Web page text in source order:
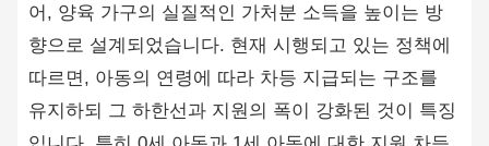
어, 양육 가구의 실질적인 가처분 소득을 높이는 방
향으로 설계되었습니다. 현재 시행되고 있는 정책에
따르면, 아동의 연령에 따라 차등 지급되는 구조를
유지하되 그 하한선과 지원의 폭이 강화된 것이 특징